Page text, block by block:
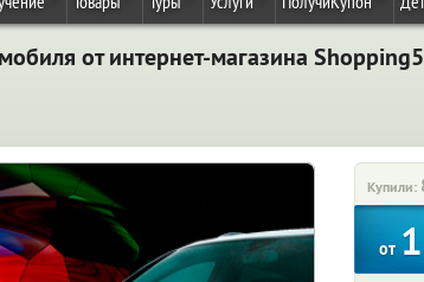
от интернет-магазина
Купили:
от